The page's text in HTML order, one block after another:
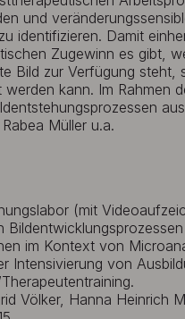
und
identifizieren. Damit
Zugewinn es gibt,
Bild zur Verfügung steht,
kann. Im Rahmen
Müller u.a.
(mit
im Kontext von
Intensivierung von
Völker, Hanna Heinrich